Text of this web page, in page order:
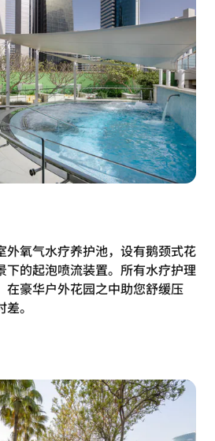
氧气水疗养护池，设有鹅颈式花
下的起泡喷流装置。所有水疗护理
在豪华户外花园之中助您舒缓压
。